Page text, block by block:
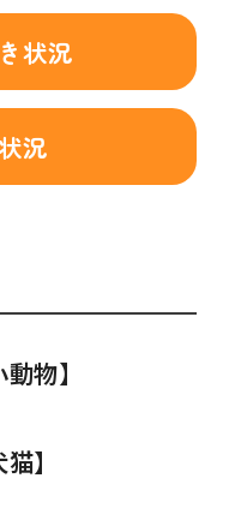
状況
況
物】
】